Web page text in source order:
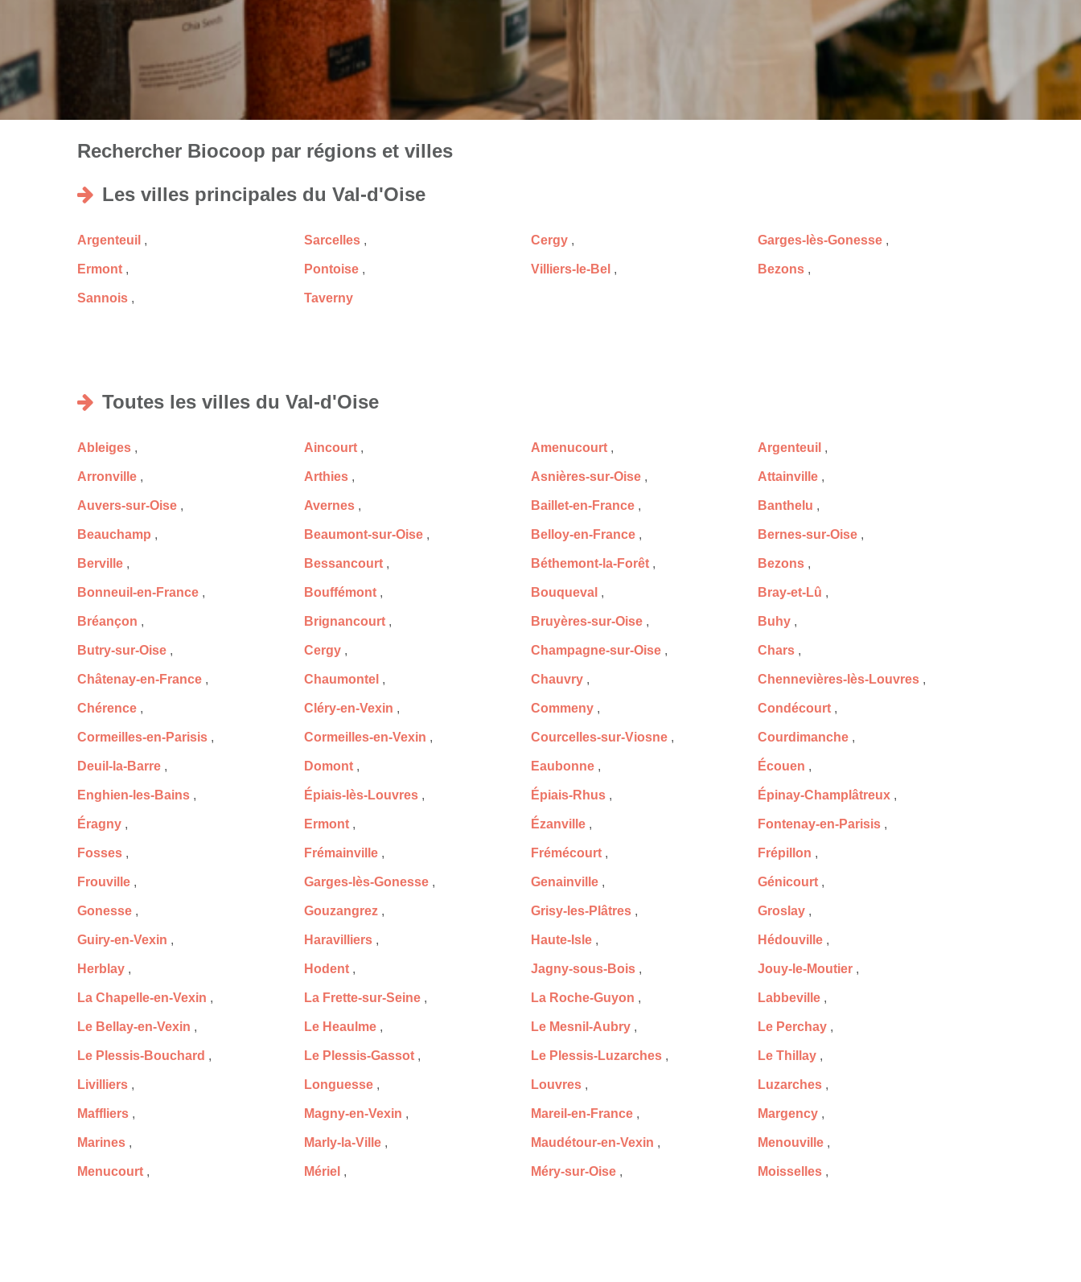
Rechercher Biocoop par régions et villes
Les villes principales du Val-d'Oise
Argenteuil , Sarcelles , Cergy , Garges-lès-Gonesse ,
Ermont , Pontoise , Villiers-le-Bel , Bezons ,
Sannois , Taverny
Toutes les villes du Val-d'Oise
Ableiges , Aincourt , Amenucourt , Argenteuil ,
Arronville , Arthies , Asnières-sur-Oise , Attainville ,
Auvers-sur-Oise , Avernes , Baillet-en-France , Banthelu ,
Beauchamp , Beaumont-sur-Oise , Belloy-en-France , Bernes-sur-Oise ,
Berville , Bessancourt , Béthemont-la-Forêt , Bezons ,
Bonneuil-en-France , Bouffémont , Bouqueval , Bray-et-Lû ,
Bréançon , Brignancourt , Bruyères-sur-Oise , Buhy ,
Butry-sur-Oise , Cergy , Champagne-sur-Oise , Chars ,
Châtenay-en-France , Chaumontel , Chauvry , Chennevières-lès-Louvres ,
Chérence , Cléry-en-Vexin , Commeny , Condécourt ,
Cormeilles-en-Parisis , Cormeilles-en-Vexin , Courcelles-sur-Viosne , Courdimanche ,
Deuil-la-Barre , Domont , Eaubonne , Écouen ,
Enghien-les-Bains , Épiais-lès-Louvres , Épiais-Rhus , Épinay-Champlâtreux ,
Éragny , Ermont , Ézanville , Fontenay-en-Parisis ,
Fosses , Frémainville , Frémécourt , Frépillon ,
Frouville , Garges-lès-Gonesse , Genainville , Génicourt ,
Gonesse , Gouzangrez , Grisy-les-Plâtres , Groslay ,
Guiry-en-Vexin , Haravilliers , Haute-Isle , Hédouville ,
Herblay , Hodent , Jagny-sous-Bois , Jouy-le-Moutier ,
La Chapelle-en-Vexin , La Frette-sur-Seine , La Roche-Guyon , Labbeville ,
Le Bellay-en-Vexin , Le Heaulme , Le Mesnil-Aubry , Le Perchay ,
Le Plessis-Bouchard , Le Plessis-Gassot , Le Plessis-Luzarches , Le Thillay ,
Livilliers , Longuesse , Louvres , Luzarches ,
Maffliers , Magny-en-Vexin , Mareil-en-France , Margency ,
Marines , Marly-la-Ville , Maudétour-en-Vexin , Menouville ,
Menucourt , Mériel , Méry-sur-Oise , Moisselles ,